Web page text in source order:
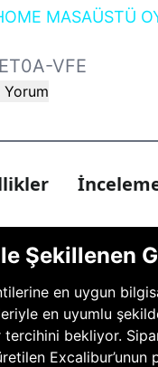
MASAÜSTÜ
VFE
Yorum
Şekillenen
en uygun
en uyumlu
tercihini bekliyor.
Excalibur’unun